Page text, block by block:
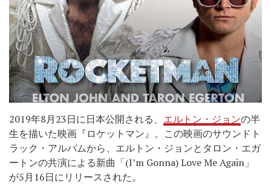
2019年8月23日に日本公開される、 エルトン・ジョンの半
生を描いた映画『ロケットマン』。この映画のサウンドト
ラック・アルバムから、エルトン・ジョンとタロン・エガ
ートンの共演による新曲「(I’m Gonna) Love Me Again」
が5月16日にリリースされた。